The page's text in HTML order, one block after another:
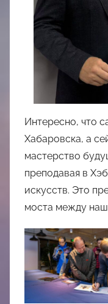
Интересно, что
Хабаровска, а
мастерство
преподавая в
искусств. Это
моста между